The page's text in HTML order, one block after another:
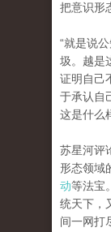
把意识形
“就是说
圾。越是
证明自己
于承认自
这是什么
苏星河评
形态领域
动等法宝。
统天下，
间一网打